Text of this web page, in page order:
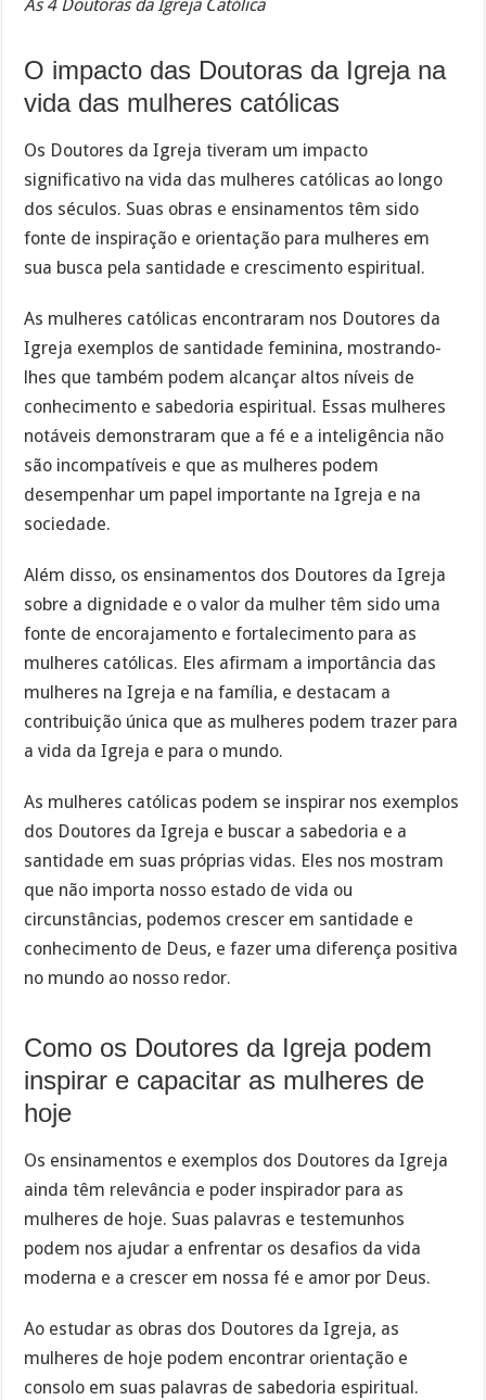
As 4 Doutoras da Igreja Católica
O impacto das Doutoras da Igreja na
vida das mulheres católicas
Os Doutores da Igreja tiveram um impacto
significativo na vida das mulheres católicas ao longo
dos séculos. Suas obras e ensinamentos têm sido
fonte de inspiração e orientação para mulheres em
sua busca pela santidade e crescimento espiritual.
As mulheres católicas encontraram nos Doutores da
Igreja exemplos de santidade feminina, mostrando-
lhes que também podem alcançar altos níveis de
conhecimento e sabedoria espiritual. Essas mulheres
notáveis ​​demonstraram que a fé e a inteligência não
são incompatíveis e que as mulheres podem
desempenhar um papel importante na Igreja e na
sociedade.
Além disso, os ensinamentos dos Doutores da Igreja
sobre a dignidade e o valor da mulher têm sido uma
fonte de encorajamento e fortalecimento para as
mulheres católicas. Eles afirmam a importância das
mulheres na Igreja e na família, e destacam a
contribuição única que as mulheres podem trazer para
a vida da Igreja e para o mundo.
As mulheres católicas podem se inspirar nos exemplos
dos Doutores da Igreja e buscar a sabedoria e a
santidade em suas próprias vidas. Eles nos mostram
que não importa nosso estado de vida ou
circunstâncias, podemos crescer em santidade e
conhecimento de Deus, e fazer uma diferença positiva
no mundo ao nosso redor.
Como os Doutores da Igreja podem
inspirar e capacitar as mulheres de
hoje
Os ensinamentos e exemplos dos Doutores da Igreja
ainda têm relevância e poder inspirador para as
mulheres de hoje. Suas palavras e testemunhos
podem nos ajudar a enfrentar os desafios da vida
moderna e a crescer em nossa fé e amor por Deus.
Ao estudar as obras dos Doutores da Igreja, as
mulheres de hoje podem encontrar orientação e
consolo em suas palavras de sabedoria espiritual.